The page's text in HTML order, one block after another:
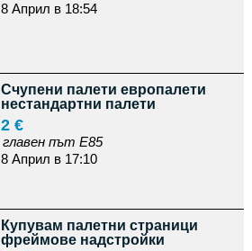
8 Април в 18:54
Счупени палети европалети
нестандартни палети
2 €
главен път Е85
8 Април в 17:10
Купувам палетни страници
фреймове надстройки